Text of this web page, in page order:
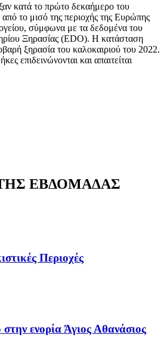
κατά το πρώτο δεκαήμερο του
το μισό της περιοχής της Ευρώπης
σύμφωνα με τα δεδομένα του
Ξηρασίας (EDO). Η κατάσταση
ξηρασία του καλοκαιριού του 2022.
επιδεινώνονται και απαιτείται
ΕΒΔΟΜΑΔΑΣ
Περιοχές
στην ενορία Άγιος Αθανάσιος